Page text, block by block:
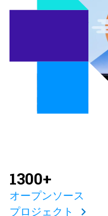
1300+
オープンソース
プロジェクト